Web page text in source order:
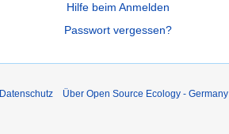
Hilfe beim Anmelden
Passwort vergessen?
Datenschutz Über Open Source Ecology - Germany